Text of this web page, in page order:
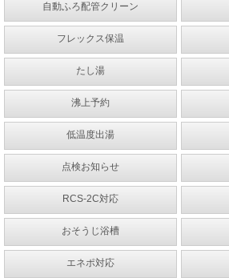
自動ふろ配管クリーン
フレックス保温
たし湯
沸上予約
低温度出湯
点検お知らせ
RCS-2C対応
おそうじ浴槽
エネポ対応